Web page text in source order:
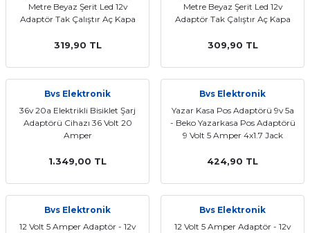
Metre Beyaz Şerit Led 12v
Adaptör Tak Çalıştır Aç Kapa
319,90 TL
Metre Beyaz Şerit Led 12v
Adaptör Tak Çalıştır Aç Kapa
309,90 TL
Bvs Elektronik
36v 20a Elektrikli Bisiklet Şarj
Adaptörü Cihazı 36 Volt 20
Amper
1.349,00 TL
Bvs Elektronik
Yazar Kasa Pos Adaptörü 9v 5a
- Beko Yazarkasa Pos Adaptörü
9 Volt 5 Amper 4x1.7 Jack
424,90 TL
Bvs Elektronik
12 Volt 5 Amper Adaptör - 12v
Bvs Elektronik
12 Volt 5 Amper Adaptör - 12v